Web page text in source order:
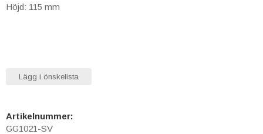
Höjd: 115 mm
Lägg i önskelista
Artikelnummer:
GG1021-SV